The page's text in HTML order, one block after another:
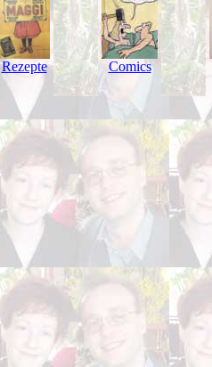
Rezepte Comics